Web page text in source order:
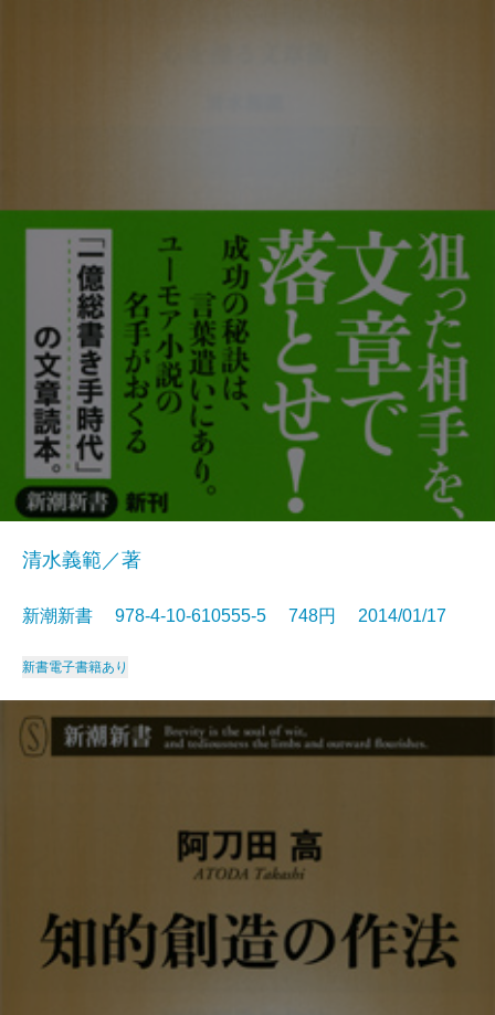
清水義範／著
新潮新書 978-4-10-610555-5 748円 2014/01/17
新書電子書籍あり